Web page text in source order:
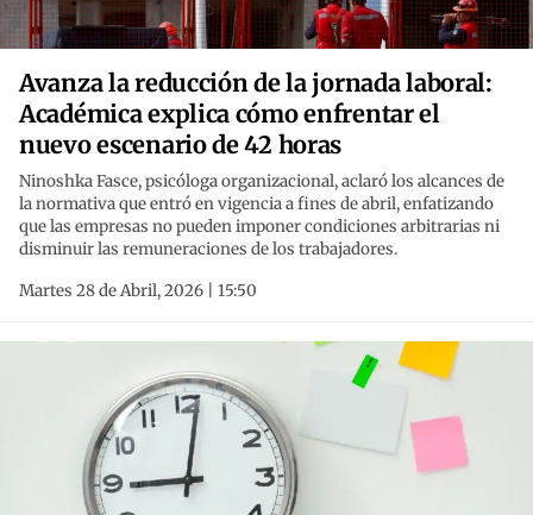
Avanza la reducción de la jornada laboral:
Académica explica cómo enfrentar el
nuevo escenario de 42 horas
Ninoshka Fasce, psicóloga organizacional, aclaró los alcances de
la normativa que entró en vigencia a fines de abril, enfatizando
que las empresas no pueden imponer condiciones arbitrarias ni
disminuir las remuneraciones de los trabajadores.
Martes 28 de Abril, 2026 | 15:50